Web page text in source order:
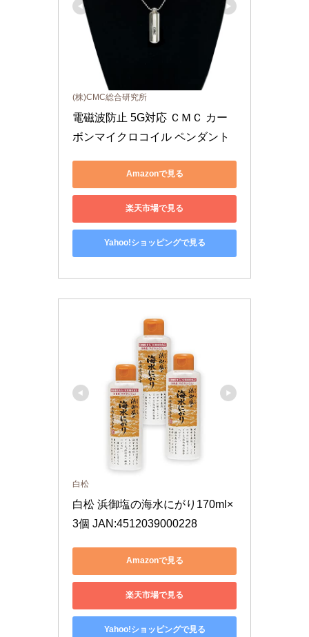
(株)CMC総合研究所
電磁波防止 5G対応 ＣＭＣ カー
ボンマイクロコイル ペンダント
Amazonで見る
楽天市場で見る
Yahoo!ショッピングで見る
白松
白松 浜御塩の海水にがり170ml×
3個 JAN:4512039000228
Amazonで見る
楽天市場で見る
Yahoo!ショッピングで見る